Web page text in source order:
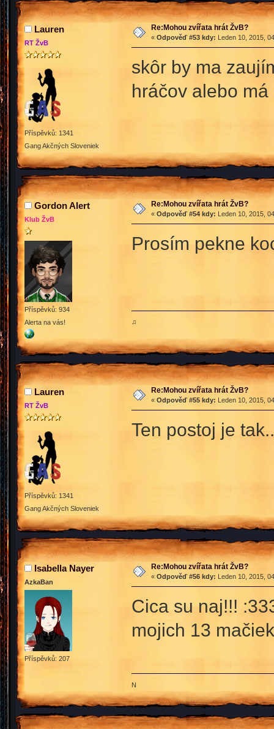
Lauren
RT ŽvB
Příspěvků: 1341
Gang Akčných Sloveniek
Re:Mohou zvířata hrát ŽvB?
« Odpověď #53 kdy: Leden 10, 2015,
skôr by ma
hráčov alebo
Gordon Alert
Klub ŽvB
Příspěvků: 934
Alerta na vás!
Re:Mohou zvířata hrát ŽvB?
« Odpověď #54 kdy: Leden 10, 2015,
Prosím pekne
♫
Lauren
RT ŽvB
Příspěvků: 1341
Gang Akčných Sloveniek
Re:Mohou zvířata hrát ŽvB?
« Odpověď #55 kdy: Leden 10, 2015,
Ten postoj je
Isabella Nayer
AzkaBan
Příspěvků: 207
Re:Mohou zvířata hrát ŽvB?
« Odpověď #56 kdy: Leden 10, 2015,
Cica su naj!!!
mojich 13
N